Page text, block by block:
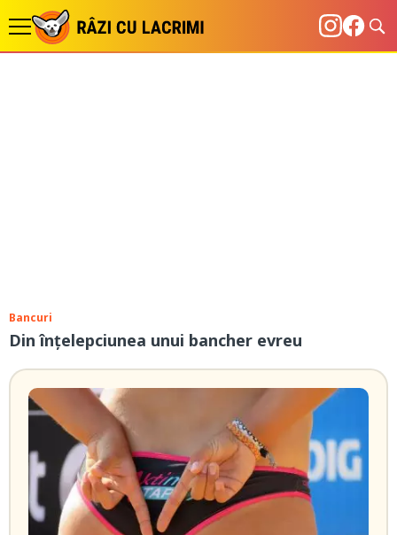
Bancuri
Din înțelepciunea unui bancher evreu